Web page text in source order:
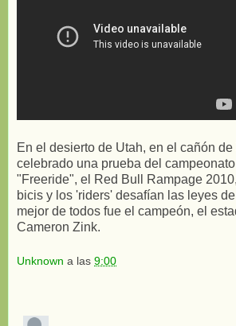
En el desierto de Utah, en el cañón de
celebrado una prueba del
"Freeride", el Red Bull Rampage
bicis y los 'riders' desafían las leyes
mejor de todos fue el campeón, el
Cameron Zink.
Unknown a las 9:00